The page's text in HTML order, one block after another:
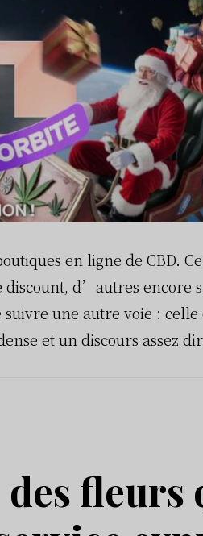
en ligne de CBD.
d’autres encore
une autre voie : celle
et un discours assez
fleurs